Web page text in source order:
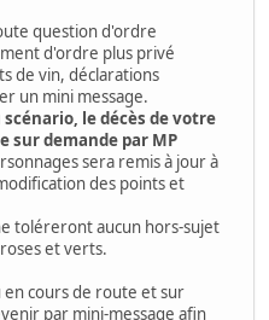
question d'ordre
d'ordre plus privé
de vin, déclarations
un mini message.
le décès de votre
sur demande par MP
sera remis à jour à
des points et
toléreront aucun hors-sujet
et verts.
en cours de route et sur
par mini-message afin